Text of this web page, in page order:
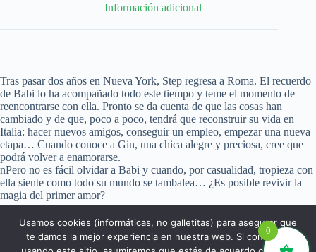
Información adicional
Tras pasar dos años en Nueva York, Step regresa a Roma. El recuerdo
de Babi lo ha acompañado todo este tiempo y teme el momento de
reencontrarse con ella. Pronto se da cuenta de que las cosas han
cambiado y de que, poco a poco, tendrá que reconstruir su vida en
Italia: hacer nuevos amigos, conseguir un empleo, empezar una nueva
etapa… Cuando conoce a Gin, una chica alegre y preciosa, cree que
podrá volver a enamorarse.
nPero no es fácil olvidar a Babi y cuando, por casualidad, tropieza con
ella siente como todo su mundo se tambalea… ¿Es posible revivir la
magia del primer amor?
0
Usamos cookies (informáticas, no galletitas) para asegurar que
te damos la mejor experiencia en nuestra web. Si continúas